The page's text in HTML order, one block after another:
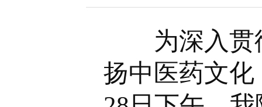
为深入
扬中医药文化